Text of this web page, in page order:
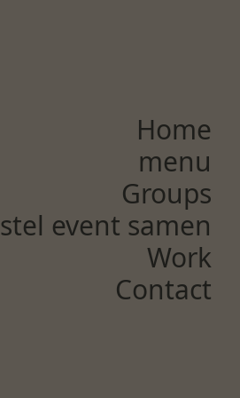
Home
menu
Groups
stel event samen
Work
Contact